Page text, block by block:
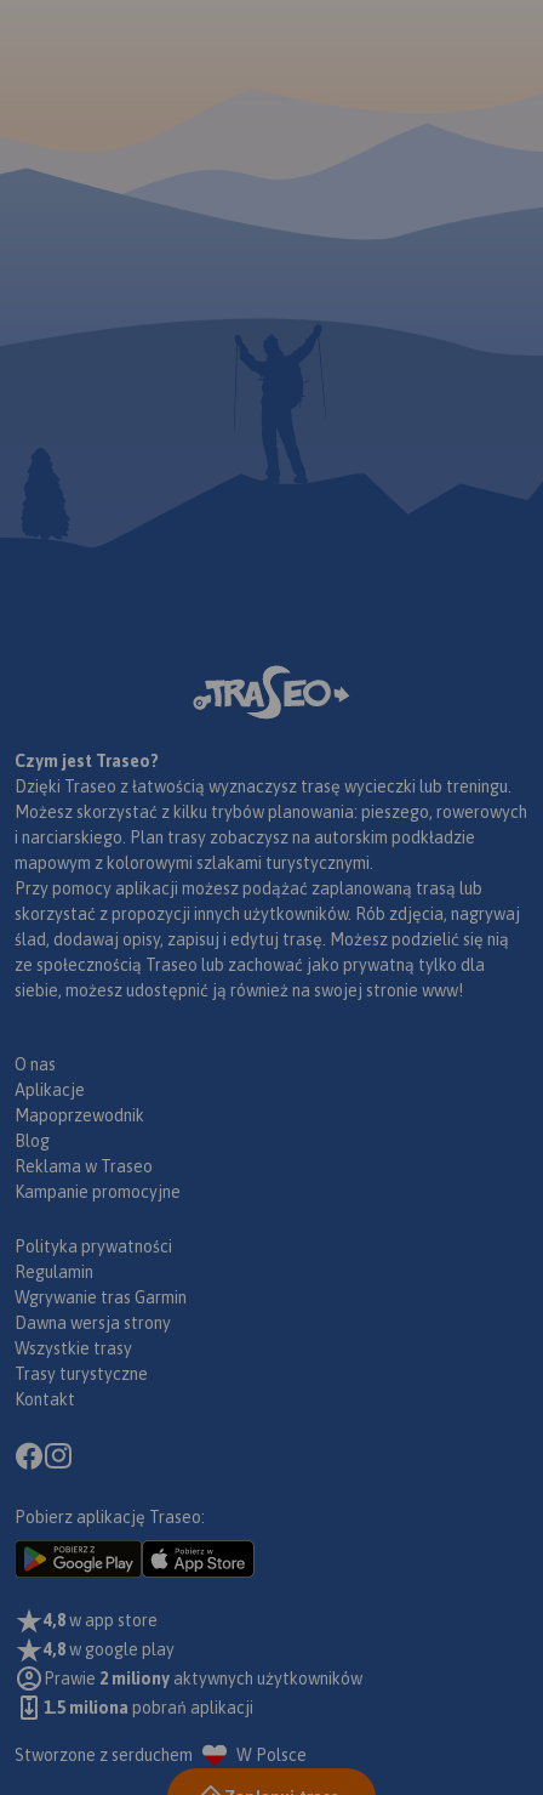
Czym jest Traseo?
Dzięki Traseo z łatwością wyznaczysz trasę wycieczki lub treningu.
Możesz skorzystać z kilku trybów planowania: pieszego, rowerowych
i narciarskiego. Plan trasy zobaczysz na autorskim podkładzie
mapowym z kolorowymi szlakami turystycznymi.
Przy pomocy aplikacji możesz podążać zaplanowaną trasą lub
skorzystać z propozycji innych użytkowników. Rób zdjęcia, nagrywaj
ślad, dodawaj opisy, zapisuj i edytuj trasę. Możesz podzielić się nią
ze społecznością Traseo lub zachować jako prywatną tylko dla
siebie, możesz udostępnić ją również na swojej stronie www!
O nas
Aplikacje
Mapoprzewodnik
Blog
Reklama w Traseo
Kampanie promocyjne
Polityka prywatności
Regulamin
Wgrywanie tras Garmin
Dawna wersja strony
Wszystkie trasy
Trasy turystyczne
Kontakt
Pobierz aplikację Traseo:
4,8w app store
4,8w google play
Prawie 2 miliony aktywnych użytkowników
1.5 miliona pobrań aplikacji
Stworzone z serduchem W Polsce